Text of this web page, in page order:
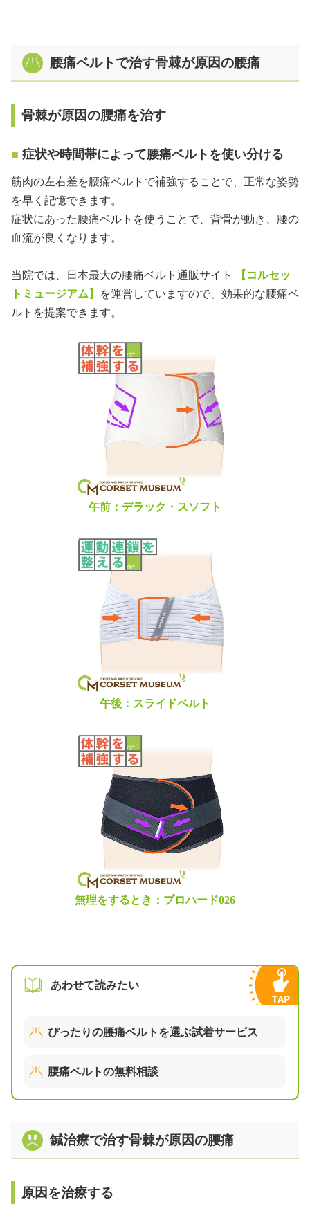
腰痛ベルトで治す骨棘が原因の腰痛
骨棘が原因の腰痛を治す
症状や時間帯によって腰痛ベルトを使い分ける
筋肉の左右差を腰痛ベルトで補強することで、正常な姿勢
を早く記憶できます。
症状にあった腰痛ベルトを使うことで、背骨が動き、腰の
血流が良くなります。
当院では、日本最大の腰痛ベルト通販サイト
【コルセッ
トミュージアム】
を運営していますので、効果的な腰痛ベ
ルトを提案できます。
午前：デラック・スソフト
午後：スライドベルト
無理をするとき：プロハード026
あわせて読みたい
ぴったりの腰痛ベルトを選ぶ試着サービス
腰痛ベルトの無料相談
鍼治療で治す骨棘が原因の腰痛
原因を治療する